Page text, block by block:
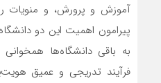
آموزش و پرورش، و منویات
پیرامون اهمیت این دو
به باقی دانشگاه‌ها همخوانی
فرآیند تدریجی و عمیق